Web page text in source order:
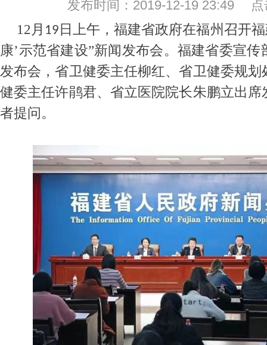
发布时间：2019-12-19 23:49 点
12月 19日上午，福建省政府在福州召开
康’示范省建设”新闻发布会。福建省委宣
发布会，省卫健委主任柳红、省卫健委规
健委主任许鹃君、省立医院院长朱鹏立出
者提问。